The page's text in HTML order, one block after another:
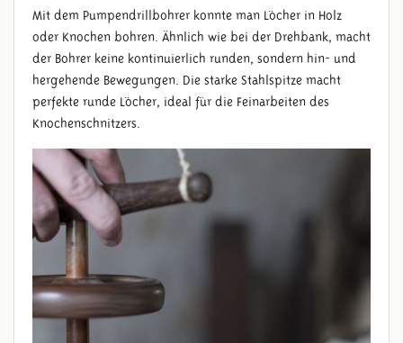
Mit dem Pumpendrillbohrer konnte man Löcher in Holz
oder Knochen bohren. Ähnlich wie bei der Drehbank, macht
der Bohrer keine kontinuierlich runden, sondern hin- und
hergehende Bewegungen. Die starke Stahlspitze macht
perfekte runde Löcher, ideal für die Feinarbeiten des
Knochenschnitzers.